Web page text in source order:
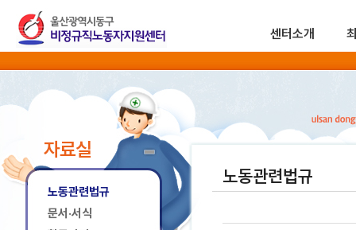
센터소개
자료실
노동관련법규
문서·서식
노동관련법규